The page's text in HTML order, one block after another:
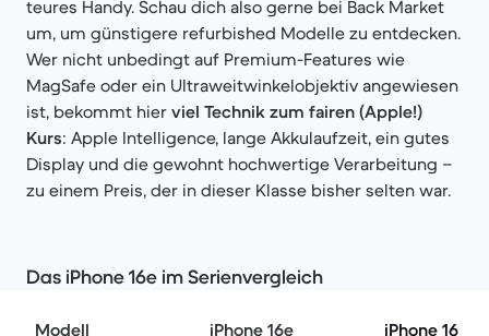
teures Handy. Schau dich also gerne bei Back Market
um, um günstigere refurbished Modelle zu entdecken.
Wer nicht unbedingt auf Premium-Features wie
MagSafe oder ein Ultraweitwinkelobjektiv angewiesen
ist, bekommt hier viel Technik zum fairen (Apple!)
Kurs: Apple Intelligence, lange Akkulaufzeit, ein gutes
Display und die gewohnt hochwertige Verarbeitung –
zu einem Preis, der in dieser Klasse bisher selten war.
Das iPhone 16e im Serienvergleich
Modell iPhone 16e iPhone 16